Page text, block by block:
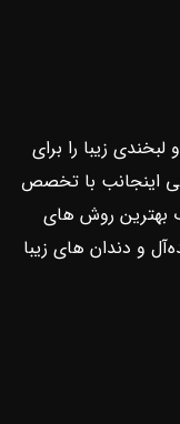
زیبا را برای
اینجانب با تخصص
بهترین روش ‌های
و دندان های زیبا